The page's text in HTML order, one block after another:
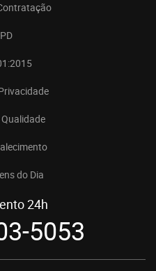
do Dia
24h
5053